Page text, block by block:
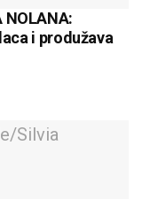
NOLANA:
i produžava